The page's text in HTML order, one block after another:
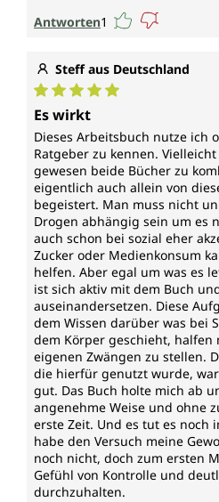
Antworten1
Steff aus Deutschland
Durchschnittliche
Es wirkt
Dieses Arbeitsbuch nutze ich
Ratgeber zu kennen.
gewesen beide Bücher zu
eigentlich auch allein von
begeistert. Man muss nicht
Drogen abhängig sein um es
auch schon bei sozial eher
Zucker oder Medienkonsum
helfen. Aber egal um was es
ist sich aktiv mit dem Buch
auseinandersetzen. Diese
dem Wissen darüber was bei
dem Körper geschieht, halfen
eigenen Zwängen zu stellen.
die hierfür genutzt wurde,
gut. Das Buch holte mich ab
angenehme Weise und ohne
erste Zeit. Und es tut es noch
habe den Versuch meine
noch nicht, doch zum ersten
Gefühl von Kontrolle und
durchzuhalten.